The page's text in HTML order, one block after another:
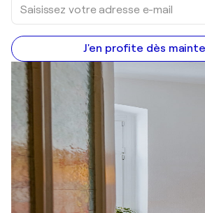
J'en profite dès